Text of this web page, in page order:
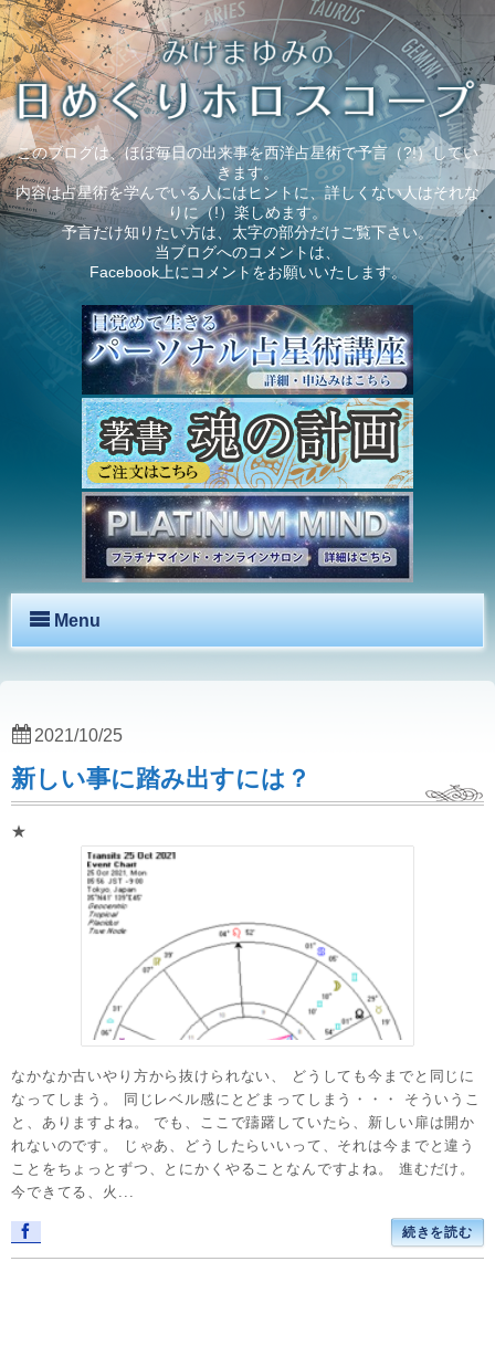
このブログは、ほぼ毎日の出来事を西洋占星術で予言（?!）してい
きます。
内容は占星術を学んでいる人にはヒントに、詳しくない人はそれな
りに（!）楽しめます。
予言だけ知りたい方は、太字の部分だけご覧下さい。
当ブログへのコメントは、
Facebook上にコメントをお願いいたします。
Menu
新しい事に踏み出すには？
★
なかなか古いやり方から抜けられない、 どうしても今までと同じに
なってしまう。 同じレベル感にとどまってしまう・・・ そういうこ
と、ありますよね。 でも、ここで躊躇していたら、新しい扉は開か
れないのです。 じゃあ、どうしたらいいって、それは今までと違う
ことをちょっとずつ、とにかくやることなんですよね。 進むだけ。
今できてる、火...
続きを読む
2021/10/25